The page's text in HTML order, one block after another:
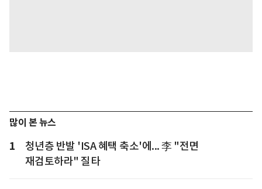
많이 본 뉴스
1
청년층 반발 'ISA 혜택 축소'에... 李 "전면
재검토하라" 질타